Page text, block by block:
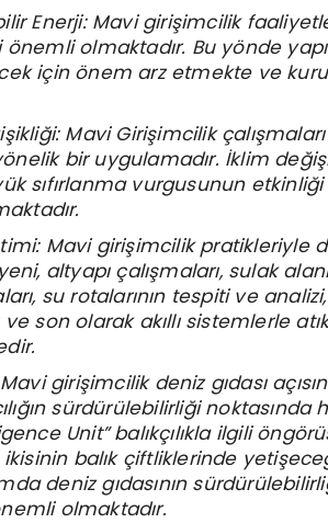
Enerji: Mavi girişimcilik
olmaktadır. Bu yönde
için önem arz etmekte ve
Mavi Girişimcilik
bir uygulamadır. İklim
sıfırlanma vurgusunun
Mavi girişimcilik pratikleriyle
altyapı çalışmaları, sulak
su rotalarının tespiti ve
ve son olarak akıllı sistemlerle
Mavi girişimcilik deniz gıdası
sürdürülebilirliği noktasında
Unit” balıkçılıkla ilgili
balık çiftliklerinde
deniz gıdasının
olmaktadır.